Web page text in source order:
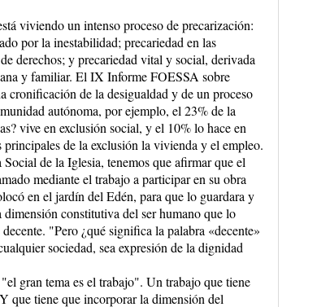
viviendo un intenso proceso de precarización:
por la inestabilidad; precariedad en las
derechos; y precariedad vital y social, derivada
y familiar. El IX Informe FOESSA sobre
cronificación de la desigualdad y de un proceso
autónoma, por ejemplo, el 23% de la
vive en exclusión social, y el 10% lo hace en
de la exclusión la vivienda y el empleo.
de la Iglesia, tenemos que afirmar que el
mediante el trabajo a participar en su obra
en el jardín del Edén, para que lo guardara y
constitutiva del ser humano que lo
"Pero ¿qué significa la palabra «decente»
sociedad, sea expresión de la dignidad
gran tema es el trabajo". Un trabajo que tiene
que tiene que incorporar la dimensión del